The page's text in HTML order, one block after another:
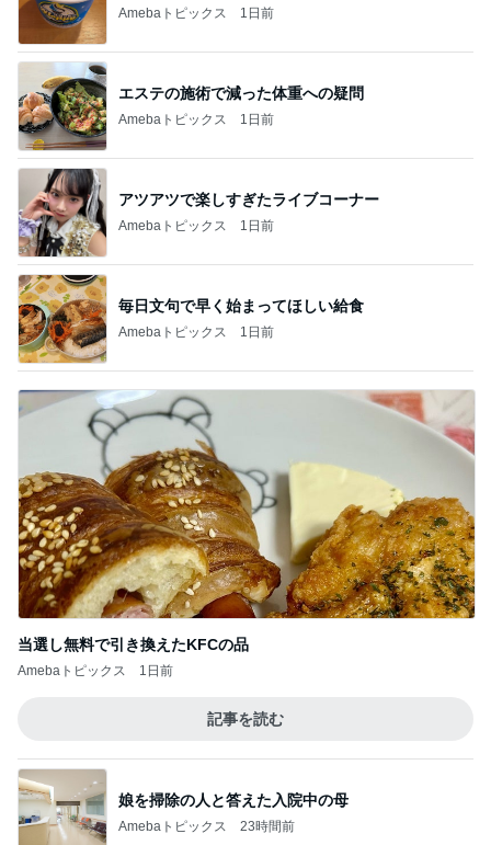
Amebaトピックス 1日前
エステの施術で減った体重への疑問
Amebaトピックス 1日前
アツアツで楽しすぎたライブコーナー
Amebaトピックス 1日前
毎日文句で早く始まってほしい給食
Amebaトピックス 1日前
当選し無料で引き換えたKFCの品
Amebaトピックス 1日前
記事を読む
娘を掃除の人と答えた入院中の母
Amebaトピックス 23時間前